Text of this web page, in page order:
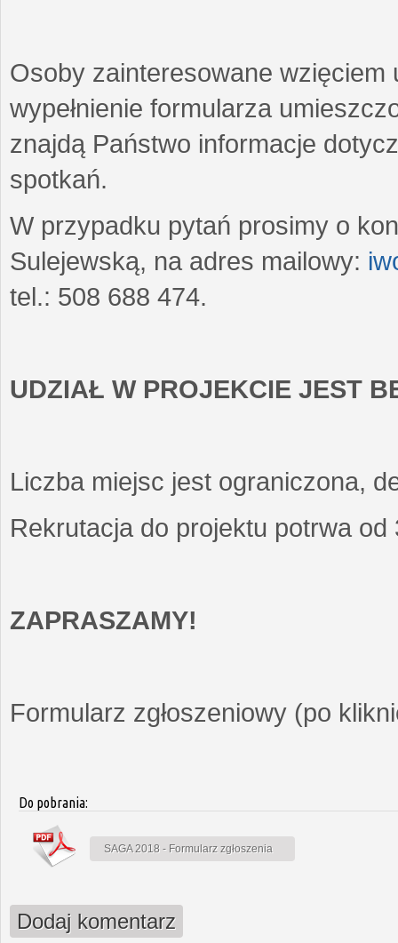
Osoby zainteresowane wzięciem
wypełnienie formularza
znajdą Państwo informacje
spotkań.
W przypadku pytań prosimy o
Sulejewską, na adres mailowy:
tel.: 508 688 474.
UDZIAŁ W PROJEKCIE JEST
Liczba miejsc jest ograniczona,
Rekrutacja do projektu potrwa
ZAPRASZAMY!
Formularz zgłoszeniowy (po
Do pobrania:
SAGA 2018 - Formularz zgłoszenia
Dodaj komentarz